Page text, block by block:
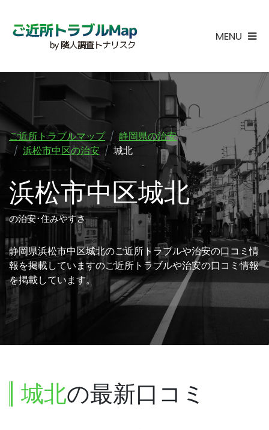
MENU
ご近所トラブルマップ
静岡県の治安
浜松市中区の治安
城北
浜松市中区城北
の治安･住みやすさ
静岡県浜松市中区城北のご近所トラブルや治安の口コミ情
報を掲載していますのご近所トラブルや治安の口コミ情報
を掲載しています。
城北の最新口コミ